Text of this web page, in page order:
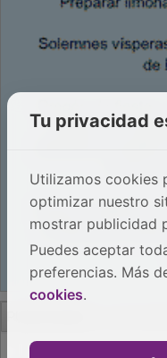
Tu privacidad
Utilizamos cookies
optimizar nuestro
mostrar publicidad
Puedes aceptar
preferencias. Más
cookies.